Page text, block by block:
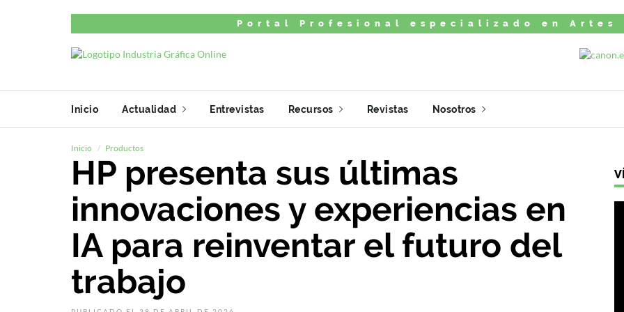
Portal Profesional especializado en Artes
Inicio Actualidad Entrevistas Recursos Revistas Nosotros
Inicio Productos
HP presenta sus últimas
innovaciones y experiencias en
IA para reinventar el futuro del
trabajo